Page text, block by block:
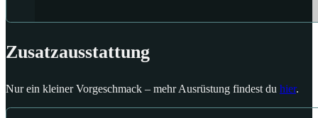
Zusatzausstattung
Nur ein kleiner Vorgeschmack – mehr Ausrüstung findest du hier.